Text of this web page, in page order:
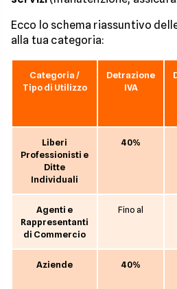
Ecco lo schema riassuntivo
alla tua categoria:
Categoria /
Tipo di Utilizzo
Detrazione
IVA
Liberi
Professionisti e
Ditte
Individuali
40%
Agenti e
Rappresentanti
di Commercio
Fino al
Aziende 40%